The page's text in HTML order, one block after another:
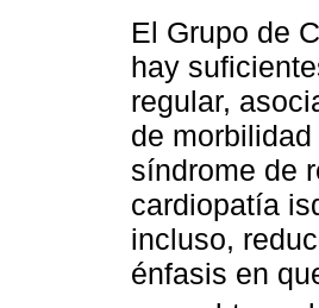
El Grupo de
hay
regular,
de
síndrome de
cardiopatía
incluso,
énfasis en